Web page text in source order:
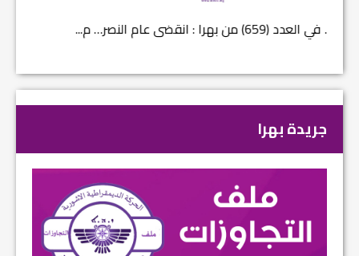
في العدد (659) من بهرا : انقضى عام النصر… م...
جريدة بهرا